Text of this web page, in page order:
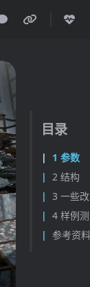
目录
1 参数
2 结构
3 一些
4 样例
参考资料